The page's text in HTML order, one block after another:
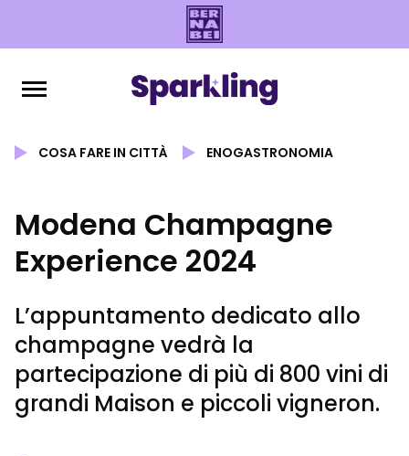
COSA FARE IN CITTÀ ENOGASTRONOMIA
Modena Champagne
Experience 2024
L’appuntamento dedicato allo
champagne vedrà la
partecipazione di più di 800 vini di
grandi Maison e piccoli vigneron.